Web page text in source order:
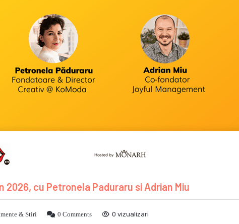
cu Petronela Paduraru si Adrian Miu
& Stiri 0 Comments 0 vizualizari